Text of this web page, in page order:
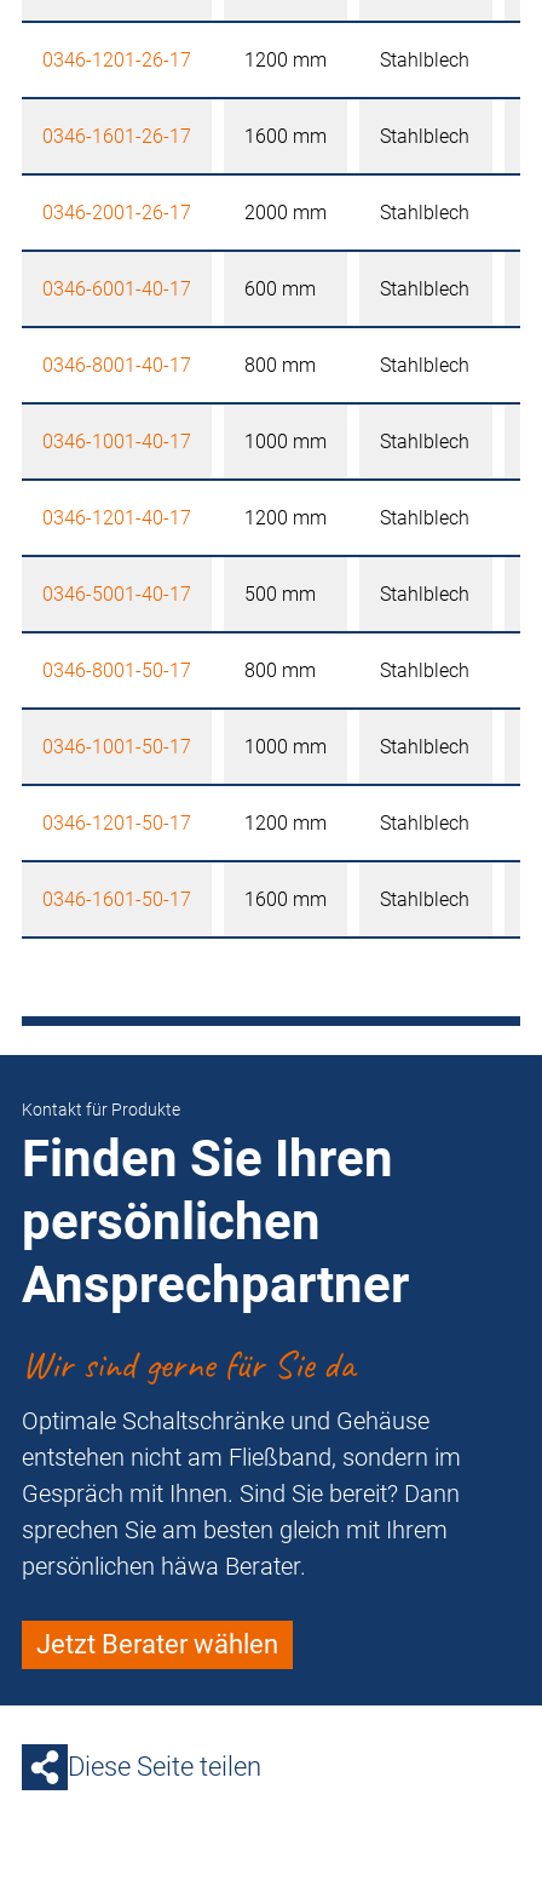
0346-1201-26-17 1200 mm Stahlblech
0346-1601-26-17 1600 mm Stahlblech
0346-2001-26-17 2000 mm Stahlblech
0346-6001-40-17 600 mm Stahlblech
0346-8001-40-17 800 mm Stahlblech
0346-1001-40-17 1000 mm Stahlblech
0346-1201-40-17 1200 mm Stahlblech
0346-5001-40-17 500 mm Stahlblech
0346-8001-50-17 800 mm Stahlblech
0346-1001-50-17 1000 mm Stahlblech
0346-1201-50-17 1200 mm Stahlblech
0346-1601-50-17 1600 mm Stahlblech
Kontakt für Produkte
Finden Sie Ihren
persönlichen
Ansprechpartner
Wir sind gerne für Sie da
Optimale Schaltschränke und Gehäuse
entstehen nicht am Fließband, sondern im
Gespräch mit Ihnen. Sind Sie bereit? Dann
sprechen Sie am besten gleich mit Ihrem
persönlichen häwa Berater.
Jetzt Berater wählen
Diese Seite teilen